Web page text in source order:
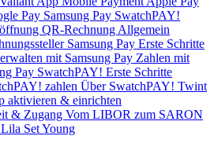
Pay Samsung Pay SwatchPAY!
QR-Rechnung Allgemein
Samsung Pay Erste Schritte
mit Samsung Pay Zahlen mit
Pay SwatchPAY! Erste Schritte
zahlen Über SwatchPAY! Twint
aktivieren & einrichten
& Zugang Vom LIBOR zum SARON
Lila Set Young